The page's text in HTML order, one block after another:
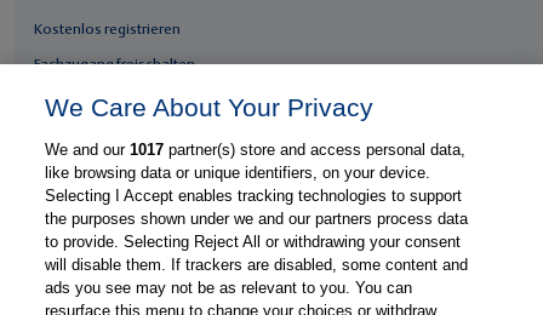
Kostenlos registrieren
Fachzugang freischalten
Feedback geben
Whatsapp-Newsletter
Thieme Praxis App
© Thieme Group | support-praxis@thieme.de | Nutzungsbedingungen
We Care About Your Privacy
We and our1017 partner(s) store and access personal data,
like browsing data or unique identifiers, on your device.
Selecting I Accept enables tracking technologies to support
the purposes shown under we and our partners process data
to provide. Selecting Reject All or withdrawing your consent
will disable them. If trackers are disabled, some content and
ads you see may not be as relevant to you. You can
resurface this menu to change your choices or withdraw